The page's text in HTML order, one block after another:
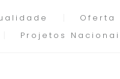
Oferta
Projetos